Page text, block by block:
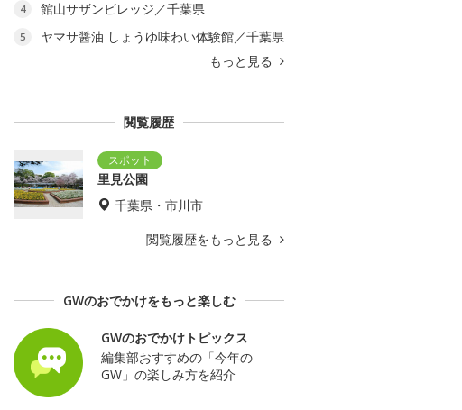
4 館山サザンビレッジ／千葉県
5
ヤマサ醤油 しょうゆ味わい体験館／千葉県
もっと見る
閲覧履歴
里見公園
千葉県・市川市
閲覧履歴をもっと見る
GWのおでかけをもっと楽しむ
GWのおでかけトピックス
編集部おすすめの「今年の
GW」の楽しみ方を紹介